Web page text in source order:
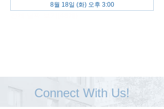
8월 18일 (화) 오후 3:00
Connect With Us!